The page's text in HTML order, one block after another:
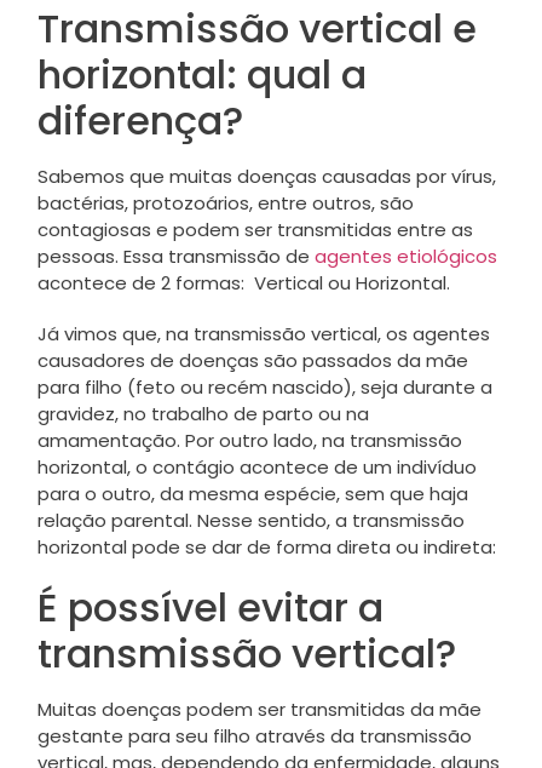
Transmissão vertical e
horizontal: qual a
diferença?
Sabemos que muitas doenças causadas por vírus,
bactérias, protozoários, entre outros, são
contagiosas e podem ser transmitidas entre as
pessoas. Essa transmissão de agentes etiológicos
acontece de 2 formas: Vertical ou Horizontal.
Já vimos que, na transmissão vertical, os agentes
causadores de doenças são passados da mãe
para filho (feto ou recém nascido), seja durante a
gravidez, no trabalho de parto ou na
amamentação. Por outro lado, na transmissão
horizontal, o contágio acontece de um indivíduo
para o outro, da mesma espécie, sem que haja
relação parental. Nesse sentido, a transmissão
horizontal pode se dar de forma direta ou indireta:
É possível evitar a
transmissão vertical?
Muitas doenças podem ser transmitidas da mãe
gestante para seu filho através da transmissão
vertical, mas, dependendo da enfermidade, alguns